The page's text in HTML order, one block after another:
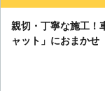
親切・丁寧な施工！
ャット」におまかせ